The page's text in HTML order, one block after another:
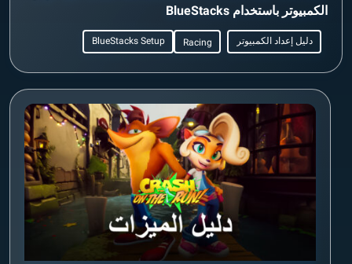
الكمبيوتر باستخدام BlueStacks
دليل إعداد الكمبيوتر Racing
BlueStacks Setup